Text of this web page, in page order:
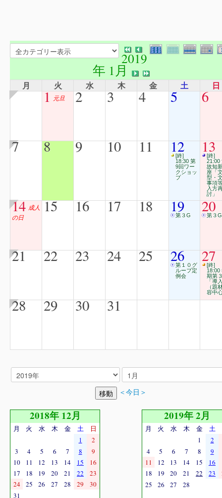
2019
年 1月
月 火 水 木 金 土 日
1 元旦 2 3 4 5 6
7 8 9 10 11 12
[終]
18:30 第
9回ワー
クショッ
プ
13
[終]
21:00
故知
座「
型・
事項
入方
討」
14 成人
の日
15 16 17 18 19
第３G 20
第３G
21 22 23 24 25 26
第１０グ
ループ定
例会
27
[終]
18:00
期第
「導
（題
容中
28 29 30 31
＜今日＞
2018年 12月
月 火 水 木 金 土
日
1
2
3
4 5 6 7 8
9
10
11 12 13 14 15
16
17
18 19 20 21 22
23
24
25 26 27 28 29
30
31
2019年 2月
月 火 水 木 金 土
1
2
4
5 6 7 8 9
11
12 13 14 15 16
18
19 20 21 22 23
25
26 27 28